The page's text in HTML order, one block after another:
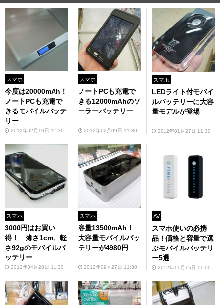
スマホ
今度は20000mAh！
ノートPCも充電で
きるモバイルバッテ
リー
2012年02月10日 11:30
スマホ
ノートPCも充電で
きる12000mAhのソ
ーラーバッテリー
2012年02月09日 11:30
スマホ
LEDライト付モバイ
ルバッテリーに大容
量モデルが登場
2012年01月27日 11:30
スマホ
3000円はお買い
得！ 薄さ1cm、軽
さ92gのモバイルバ
ッテリー
2012年04月28日 11:30
スマホ
容量13500mAh！
大容量モバイルバッ
テリーが4980円
2012年09月27日 11:30
AV
スマホ使いの必携
品！価格と容量で選
ぶモバイルバッテリ
ー5選
2012年11月15日 11:00